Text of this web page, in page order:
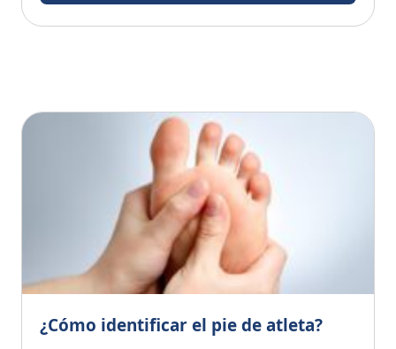
¿Cómo identificar el pie de atleta?